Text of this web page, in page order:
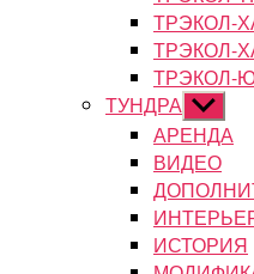
ТРЭКОЛ-
ТРЭКОЛ-
ТРЭКОЛ-
ТУНДРА
подменю
АРЕНДА
ВИДЕО
ИСТОРИЯ